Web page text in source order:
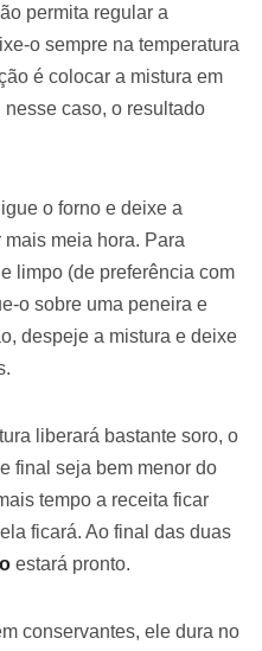
permita regular a
o sempre na temperatura
é colocar a mistura em
caso, o resultado
o forno e deixe a
meia hora. Para
limpo (de preferência com
o sobre uma peneira e
despeje a mistura e deixe
liberará bastante soro, o
final seja bem menor do
tempo a receita ficar
ficará. Ao final das duas
estará pronto.
conservantes, ele dura no